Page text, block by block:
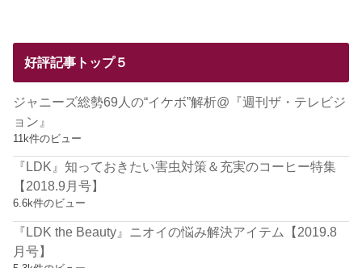
好評記事トップ５
ジャニーズ総勢69人の“イケボ”解析@『週刊ザ・テレビジ
ョン』
11k件のビュー
『LDK』知っておきたい害虫対策＆充実のコーヒー特集
【2018.9月号】
6.6k件のビュー
『LDK the Beauty』ニオイの悩み解決アイテム【2019.8
月号】